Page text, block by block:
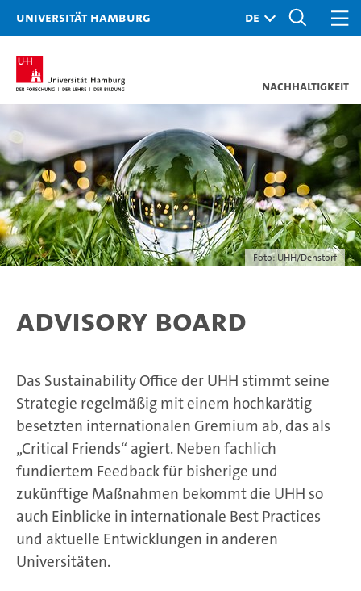
Universität Hamburg
Nachhaltigkeit
Foto: UHH/Denstorf
Advisory Board
Das Sustainability Office der UHH stimmt seine
Strategie regelmäßig mit einem hochkarätig
besetzten internationalen Gremium ab, das als
„Critical Friends“ agiert. Neben fachlich
fundiertem Feedback für bisherige und
zukünftige Maßnahmen bekommt die UHH so
auch Einblicke in internationale Best Practices
und aktuelle Entwicklungen in anderen
Universitäten.